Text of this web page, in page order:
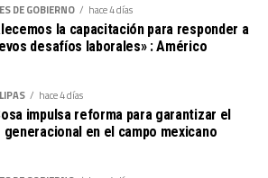
DE GOBIERNO hace 4 días
la capacitación para responder a
desafíos laborales» : Américo
hace 4 días
impulsa reforma para garantizar el
generacional en el campo mexicano